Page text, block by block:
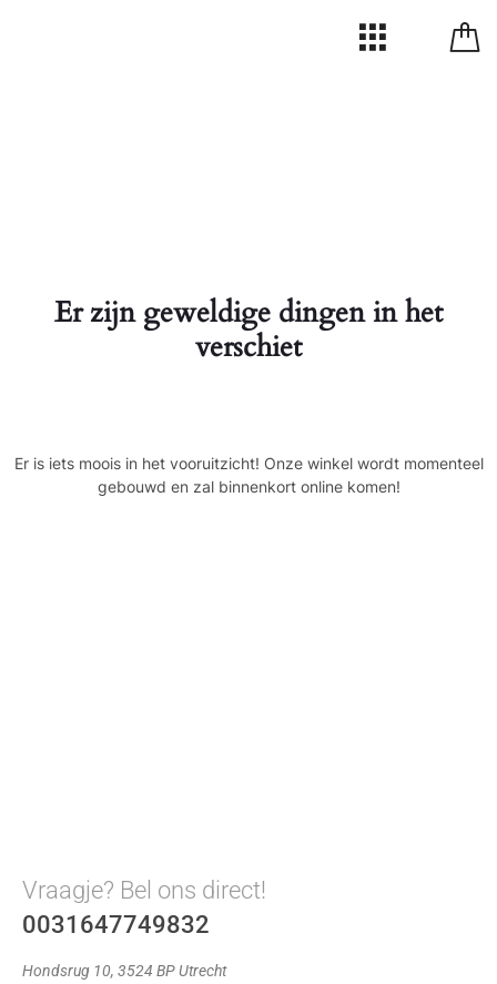
Er zijn geweldige dingen in het
verschiet
Er is iets moois in het vooruitzicht! Onze winkel wordt momenteel
gebouwd en zal binnenkort online komen!
Vraagje? Bel ons direct!
0031647749832
Hondsrug 10, 3524 BP Utrecht